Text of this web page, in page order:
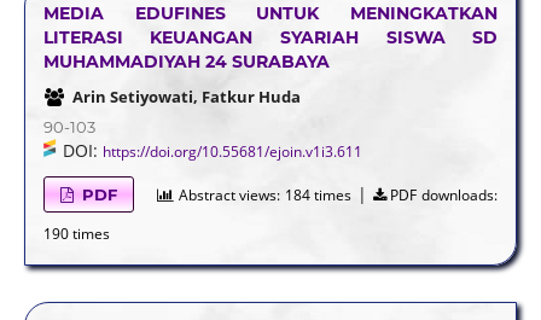
MEDIA EDUFINES UNTUK MENINGKATKAN
LITERASI KEUANGAN SYARIAH SISWA SD
MUHAMMADIYAH 24 SURABAYA
Arin Setiyowati, Fatkur Huda
90-103
DOI: https://doi.org/10.55681/ejoin.v1i3.611
PDF Abstract views: 184 times |
PDF downloads:
190 times